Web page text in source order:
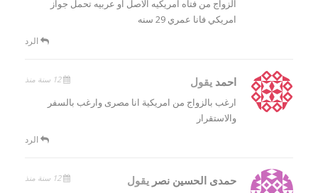
الزواج من فتاه امريكيه الاصل او عربيه تحمل جواز
امريكي فانا عمري 29 سنه
الرد
احمد يقول 12 سنة منذ
ارغب بالزواج من امريكية انا مصرى وارغب بالسفر
والاستقرار
الرد
حمدى الحسين نصر يقول 12 سنة منذ